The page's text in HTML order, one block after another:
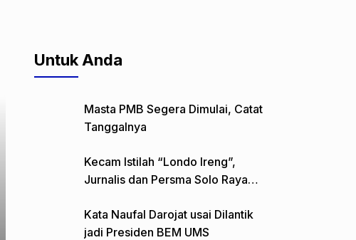
Untuk Anda
Masta PMB Segera Dimulai, Catat
Tanggalnya
Kecam Istilah “Londo Ireng”,
Jurnalis dan Persma Solo Raya
Kata Naufal Darojat usai Dilantik
jadi Presiden BEM UMS